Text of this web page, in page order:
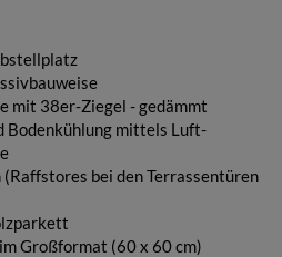
mit 38er-Ziegel - gedämmt
Bodenkühlung mittels Luft-
bei den Terrassentüren
Großformat (60 x 60 cm)